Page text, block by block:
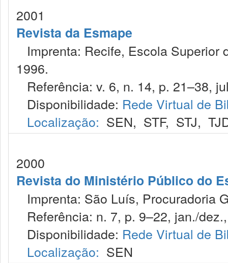
2001
Revista da Esmape
Imprenta: Recife, Escola Superior
1996.
Referência: v. 6, n. 14, p. 21–38,
Disponibilidade: Rede Virtual de
Localização: SEN, STF, STJ,
2000
Revista do Ministério Público do
Imprenta: São Luís, Procuradoria
Referência: n. 7, p. 9–22, jan./
Disponibilidade: Rede Virtual de
Localização: SEN